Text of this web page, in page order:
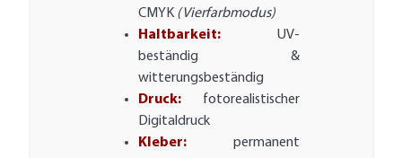
CMYK (Vierfarbmodus)
Haltbarkeit: UV-
beständig &
witterungsbeständig
Druck: fotorealistischer
Digitaldruck
Kleber: permanent